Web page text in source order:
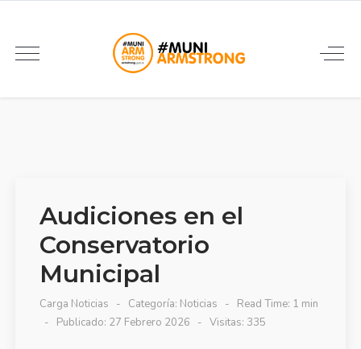
Audiciones en el
Conservatorio
Municipal
Carga Noticias Categoría: Noticias
Read Time: 1 min
Publicado: 27 Febrero 2026
Visitas: 335